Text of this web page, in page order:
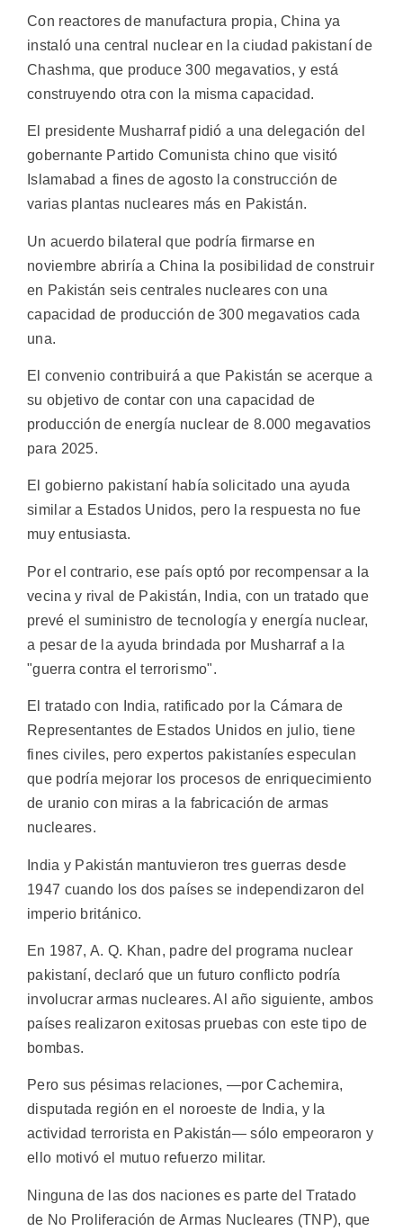
Con reactores de manufactura propia, China ya
instaló una central nuclear en la ciudad pakistaní de
Chashma, que produce 300 megavatios, y está
construyendo otra con la misma capacidad.
El presidente Musharraf pidió a una delegación del
gobernante Partido Comunista chino que visitó
Islamabad a fines de agosto la construcción de
varias plantas nucleares más en Pakistán.
Un acuerdo bilateral que podría firmarse en
noviembre abriría a China la posibilidad de construir
en Pakistán seis centrales nucleares con una
capacidad de producción de 300 megavatios cada
una.
El convenio contribuirá a que Pakistán se acerque a
su objetivo de contar con una capacidad de
producción de energía nuclear de 8.000 megavatios
para 2025.
El gobierno pakistaní había solicitado una ayuda
similar a Estados Unidos, pero la respuesta no fue
muy entusiasta.
Por el contrario, ese país optó por recompensar a la
vecina y rival de Pakistán, India, con un tratado que
prevé el suministro de tecnología y energía nuclear,
a pesar de la ayuda brindada por Musharraf a la
"guerra contra el terrorismo".
El tratado con India, ratificado por la Cámara de
Representantes de Estados Unidos en julio, tiene
fines civiles, pero expertos pakistaníes especulan
que podría mejorar los procesos de enriquecimiento
de uranio con miras a la fabricación de armas
nucleares.
India y Pakistán mantuvieron tres guerras desde
1947 cuando los dos países se independizaron del
imperio británico.
En 1987, A. Q. Khan, padre del programa nuclear
pakistaní, declaró que un futuro conflicto podría
involucrar armas nucleares. Al año siguiente, ambos
países realizaron exitosas pruebas con este tipo de
bombas.
Pero sus pésimas relaciones, —por Cachemira,
disputada región en el noroeste de India, y la
actividad terrorista en Pakistán— sólo empeoraron y
ello motivó el mutuo refuerzo militar.
Ninguna de las dos naciones es parte del Tratado
de No Proliferación de Armas Nucleares (TNP), que